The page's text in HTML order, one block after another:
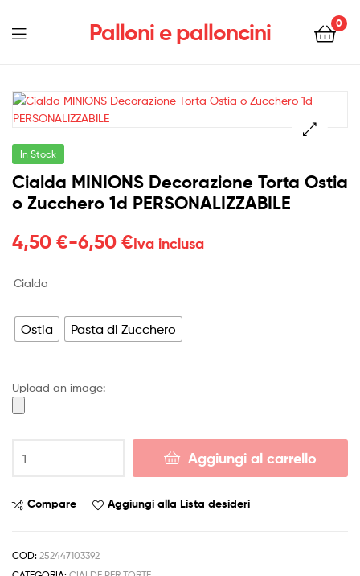
Palloni e palloncini 0
Menu
In Stock
Cialda MINIONS Decorazione Torta Ostia
o Zucchero 1d PERSONALIZZABILE
4,50 €-6,50 €
Fascia
da
a
Iva inclusa
Cialda
Ostia Pasta di Zucchero
Upload an image:
MINIONS
Torta
Zucchero
1d
Aggiungi al carrello
Compare Aggiungi alla Lista desideri
COD: 252447103392